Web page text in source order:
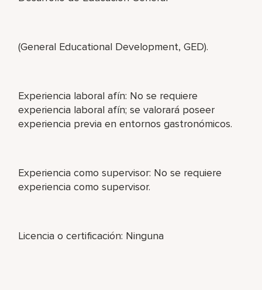
(General Educational Development, GED).
Experiencia laboral afín: No se requiere
experiencia laboral afín; se valorará poseer
experiencia previa en entornos gastronómicos.
Experiencia como supervisor: No se requiere
experiencia como supervisor.
Licencia o certificación: Ninguna